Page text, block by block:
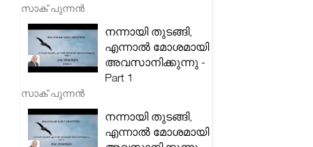
സാക് പുന്നൻ
നന്നായി തുടങ്ങി,
എന്നാൽ മോശമായി
അവസാനിക്കുന്നു -
Part 1
സാക് പുന്നൻ
നന്നായി തുടങ്ങി,
എന്നാൽ മോശമായി